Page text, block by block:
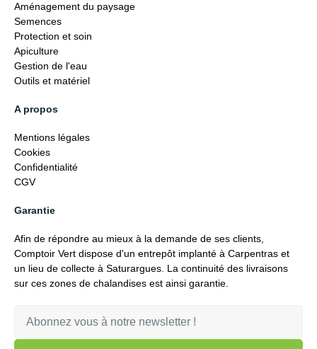
Aménagement du paysage
Semences
Protection et soin
Apiculture
Gestion de l'eau
Outils et matériel
A propos
Mentions légales
Cookies
Confidentialité
CGV
Garantie
Afin de répondre au mieux à la demande de ses clients,
Comptoir Vert dispose d'un entrepôt implanté à Carpentras et
un lieu de collecte à Saturargues. La continuité des livraisons
sur ces zones de chalandises est ainsi garantie.